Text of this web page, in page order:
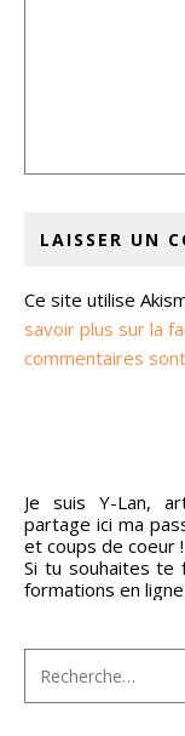
Ce site utilise
savoir plus sur la
commentaires
Je suis Y-Lan,
partage ici ma
et coups de coeur !
Si tu souhaites te
formations en